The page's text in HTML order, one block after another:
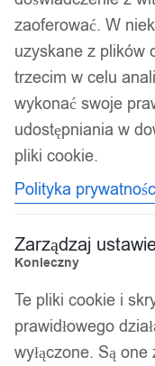
zaoferować. W
uzyskane z plików
trzecim w celu
wykonać swoje
udostępniania w
pliki cookie.
Polityka
Zarządzaj
Konieczny
Te pliki cookie i
prawidłowego
wyłączone. Są